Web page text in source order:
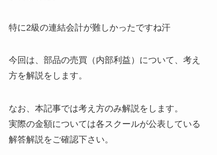
特に2級の連結会計が難しかったですね汗
今回は、部品の売買（内部利益）について、考え
方を解説をします。
なお、本記事では考え方のみ解説をします。
実際の金額については各スクールが公表している
解答解説をご確認下さい。